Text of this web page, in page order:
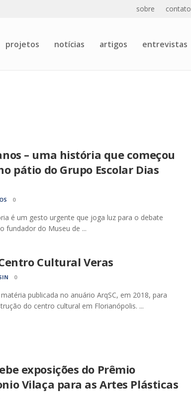
sobre contato
projetos notícias artigos entrevistas
– uma história que começou
pátio do Grupo Escolar Dias
0
é um gesto urgente que joga luz para o debate
fundador do Museu de ...
Cultural Veras
0
publicada no anuário ArqSC, em 2018, para
do centro cultural em Florianópolis. ...
exposições do Prêmio
Vilaça para as Artes Plásticas